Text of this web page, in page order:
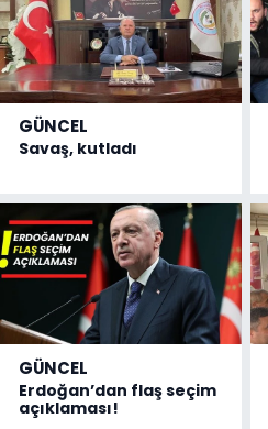
GÜNCEL
Savaş, kutladı
GÜNCEL
Erdoğan’dan flaş seçim
açıklaması!